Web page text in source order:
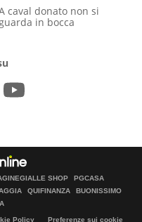
caval donato non si
in bocca
SHOP
PGCASA
QUIFINANZA
BUONISSIMO
Policy Preferenze sui cookie